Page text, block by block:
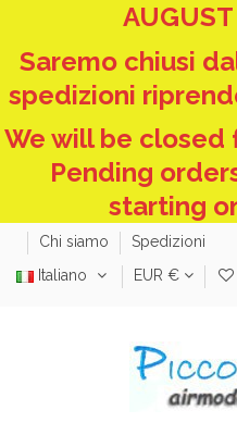
Saremo chiusi
spedizioni
We will be closed
Pending
starting
Chi siamo
Spedizioni
Italiano
EUR €